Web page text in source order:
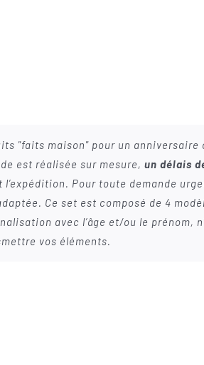
"faits maison" pour un
est réalisée sur mesure, un délais
Pour toute demande
Ce set est composé de 4
avec l’âge et/ou le prénom,
vos éléments.